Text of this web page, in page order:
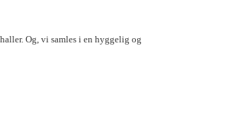
Og, vi samles i en hyggelig og